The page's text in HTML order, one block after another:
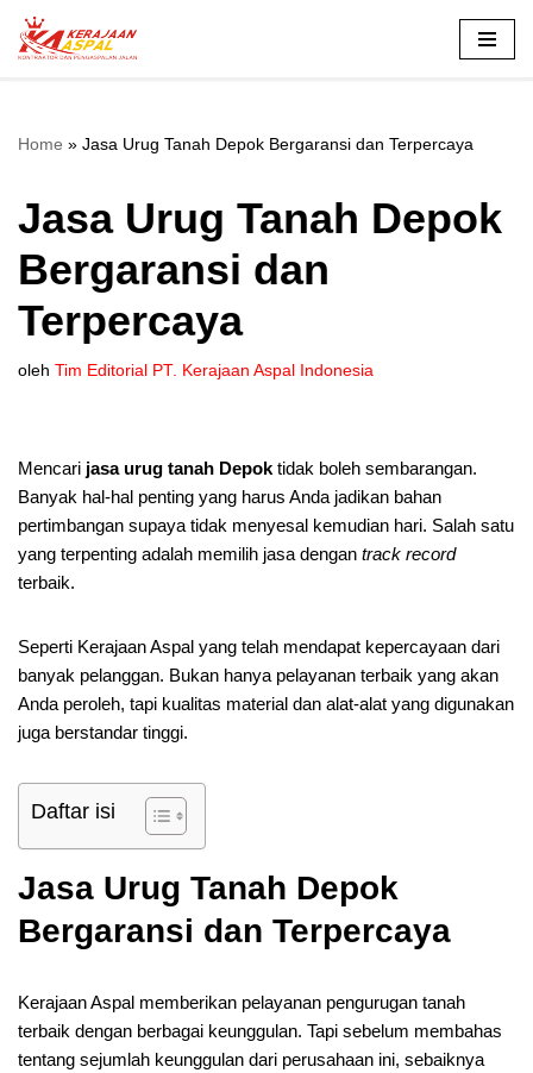
Lompat
Home » Jasa Urug Tanah Depok Bergaransi dan Terpercaya
Jasa Urug Tanah Depok
Bergaransi dan
Terpercaya
oleh Tim Editorial PT. Kerajaan Aspal Indonesia
Mencari jasa urug tanah Depok tidak boleh sembarangan.
Banyak hal-hal penting yang harus Anda jadikan bahan
pertimbangan supaya tidak menyesal kemudian hari. Salah satu
yang terpenting adalah memilih jasa dengan track record
terbaik.
Seperti Kerajaan Aspal yang telah mendapat kepercayaan dari
banyak pelanggan. Bukan hanya pelayanan terbaik yang akan
Anda peroleh, tapi kualitas material dan alat-alat yang digunakan
juga berstandar tinggi.
Daftar isi
Jasa Urug Tanah Depok
Bergaransi dan Terpercaya
Kerajaan Aspal memberikan pelayanan pengurugan tanah
terbaik dengan berbagai keunggulan. Tapi sebelum membahas
tentang sejumlah keunggulan dari perusahaan ini, sebaiknya